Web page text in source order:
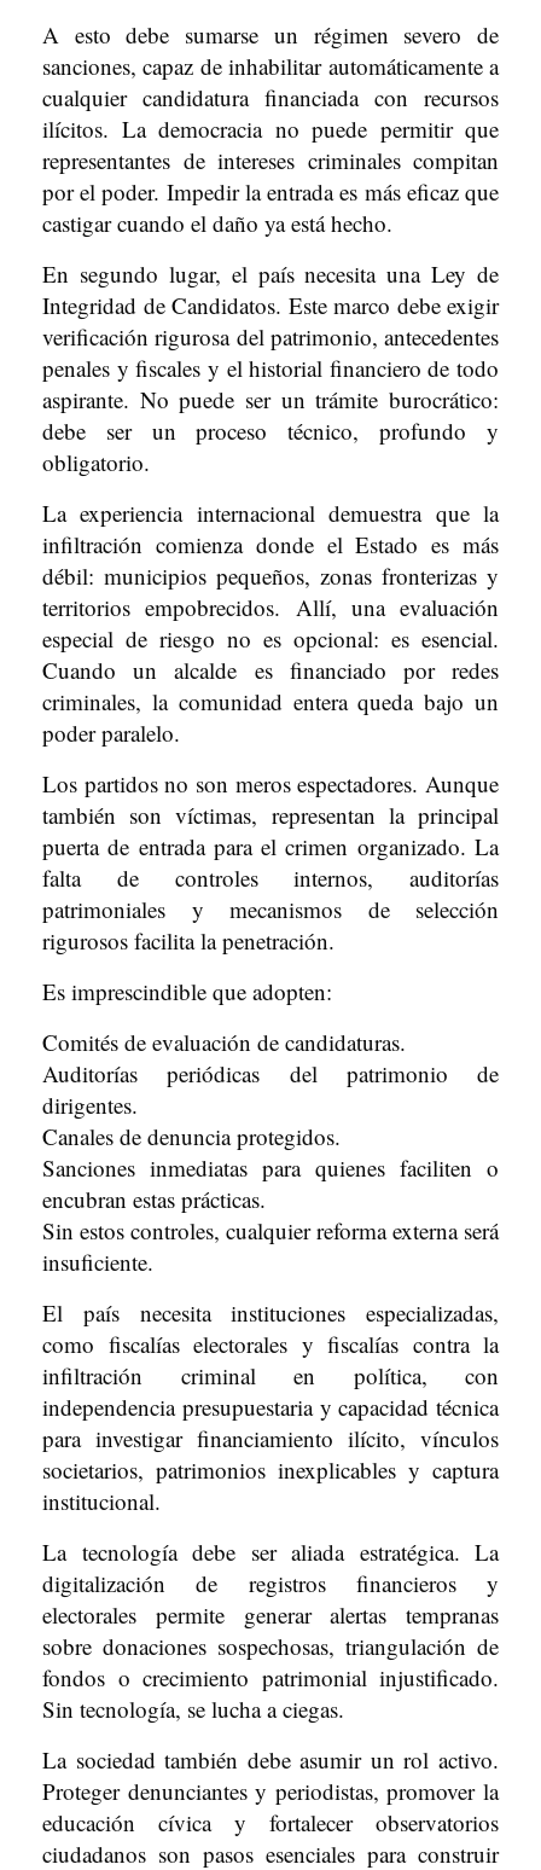
A esto debe sumarse un régimen severo de
sanciones, capaz de inhabilitar automáticamente a
cualquier candidatura financiada con recursos
ilícitos. La democracia no puede permitir que
representantes de intereses criminales compitan
por el poder. Impedir la entrada es más eficaz que
castigar cuando el daño ya está hecho.
En segundo lugar, el país necesita una Ley de
Integridad de Candidatos. Este marco debe exigir
verificación rigurosa del patrimonio, antecedentes
penales y fiscales y el historial financiero de todo
aspirante. No puede ser un trámite burocrático:
debe ser un proceso técnico, profundo y
obligatorio.
La experiencia internacional demuestra que la
infiltración comienza donde el Estado es más
débil: municipios pequeños, zonas fronterizas y
territorios empobrecidos. Allí, una evaluación
especial de riesgo no es opcional: es esencial.
Cuando un alcalde es financiado por redes
criminales, la comunidad entera queda bajo un
poder paralelo.
Los partidos no son meros espectadores. Aunque
también son víctimas, representan la principal
puerta de entrada para el crimen organizado. La
falta de controles internos, auditorías
patrimoniales y mecanismos de selección
rigurosos facilita la penetración.
Es imprescindible que adopten:
Comités de evaluación de candidaturas.
Auditorías periódicas del patrimonio de
dirigentes.
Canales de denuncia protegidos.
Sanciones inmediatas para quienes faciliten o
encubran estas prácticas.
Sin estos controles, cualquier reforma externa será
insuficiente.
El país necesita instituciones especializadas,
como fiscalías electorales y fiscalías contra la
infiltración criminal en política, con
independencia presupuestaria y capacidad técnica
para investigar financiamiento ilícito, vínculos
societarios, patrimonios inexplicables y captura
institucional.
La tecnología debe ser aliada estratégica. La
digitalización de registros financieros y
electorales permite generar alertas tempranas
sobre donaciones sospechosas, triangulación de
fondos o crecimiento patrimonial injustificado.
Sin tecnología, se lucha a ciegas.
La sociedad también debe asumir un rol activo.
Proteger denunciantes y periodistas, promover la
educación cívica y fortalecer observatorios
ciudadanos son pasos esenciales para construir